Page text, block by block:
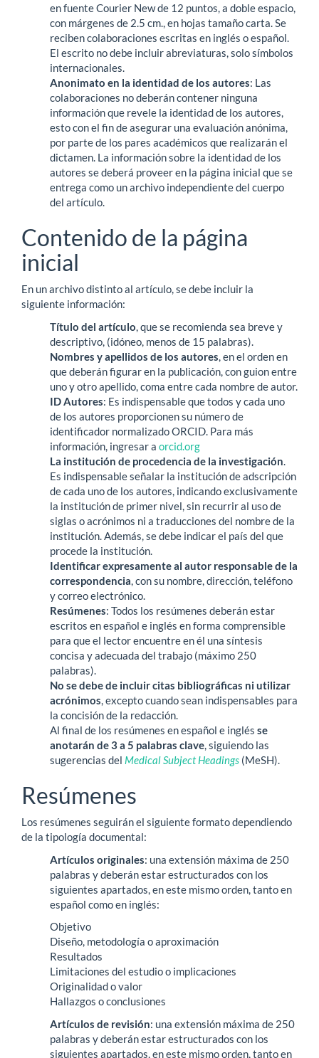
en fuente Courier New de 12 puntos, a doble espacio,
con márgenes de 2.5 cm., en hojas tamaño carta. Se
reciben colaboraciones escritas en inglés o español.
El escrito no debe incluir abreviaturas, solo símbolos
internacionales.
Anonimato en la identidad de los autores: Las
colaboraciones no deberán contener ninguna
información que revele la identidad de los autores,
esto con el fin de asegurar una evaluación anónima,
por parte de los pares académicos que realizarán el
dictamen. La información sobre la identidad de los
autores se deberá proveer en la página inicial que se
entrega como un archivo independiente del cuerpo
del artículo.
Contenido de la página
inicial
En un archivo distinto al artículo, se debe incluir la
siguiente información:
Título del artículo , que se recomienda sea breve y
descriptivo, (idóneo, menos de 15 palabras).
Nombres y apellidos de los autores , en el orden en
que deberán figurar en la publicación, con guion entre
uno y otro apellido, coma entre cada nombre de autor.
ID Autores: Es indispensable que todos y cada uno
de los autores proporcionen su número de
identificador normalizado ORCID. Para más
información, ingresar a orcid.org
La institución de procedencia de la investigación
Es indispensable señalar la institución de adscripción
de cada uno de los autores, indicando exclusivamente
la institución de primer nivel, sin recurrir al uso de
siglas o acrónimos ni a traducciones del nombre de la
institución. Además, se debe indicar el país del que
procede la institución.
Identificar expresamente al autor responsable de la
correspondencia , con su nombre, dirección, teléfono
y correo electrónico.
Resúmenes: Todos los resúmenes deberán estar
escritos en español e inglés en forma comprensible
para que el lector encuentre en él una síntesis
concisa y adecuada del trabajo (máximo 250
palabras).
No se debe de incluir citas bibliográficas ni utilizar
acrónimos , excepto cuando sean indispensables para
la concisión de la redacción.
Al final de los resúmenes en español e inglés se
anotarán de 3 a 5 palabras clave , siguiendo las
sugerencias del Medical Subject Headings (MeSH).
Resúmenes
Los resúmenes seguirán el siguiente formato dependiendo
de la tipología documental:
Artículos originales: una extensión máxima de 250
palabras y deberán estar estructurados con los
siguientes apartados, en este mismo orden, tanto en
español como en inglés:
Objetivo
Diseño, metodología o aproximación
Resultados
Limitaciones del estudio o implicaciones
Originalidad o valor
Hallazgos o conclusiones
Artículos de revisión: una extensión máxima de 250
palabras y deberán estar estructurados con los
siguientes apartados, en este mismo orden, tanto en